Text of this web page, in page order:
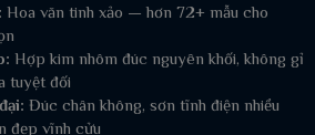
Hoa văn tinh xảo — hơn 72+ mẫu cho
Hợp kim nhôm đúc nguyên khối, không gỉ
tuyệt đối
Đúc chân không, sơn tĩnh điện nhiều
đẹp vĩnh cửu